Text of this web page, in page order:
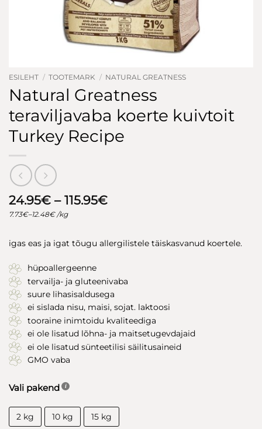
ESILEHT / TOOTEMARK / NATURAL GREATNESS
Natural Greatness
teraviljavaba koerte kuivtoit
Turkey Recipe
24.95€ – 115.95€Hinnavahemik:
7.73€–12.48€ /kg
igas eas ja igat tõugu allergilistele täiskasvanud koertele.
hüpoallergeenne
tervailja- ja gluteenivaba
suure lihasisaldusega
ei sislada nisu, maisi, sojat. laktoosi
tooraine inimtoidu kvaliteediga
ei ole lisatud lõhna- ja maitsetugevdajaid
ei ole lisatud sünteetilisi säilitusaineid
GMO vaba
Vali pakend
2 kg 10 kg 15 kg